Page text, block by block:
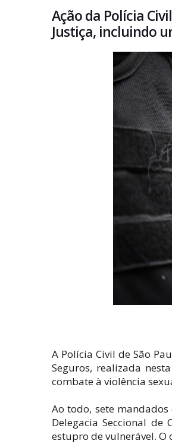
Ação da Polícia
Justiça, incluindo
A Polícia Civil de São
Seguros, realizada
combate à violência
Ao todo, sete
Delegacia Seccional
estupro de vulnerável.